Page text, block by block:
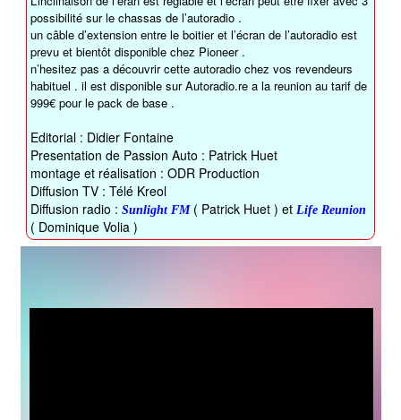
possibilité sur le chassas de l’autoradio .
un câble d’extension entre le boitier et l’écran de l’autoradio est
prevu et bientôt disponible chez Pioneer .
n’hesitez pas a découvrir cette autoradio chez vos revendeurs
habituel . il est disponible sur Autoradio.re a la reunion au tarif de
999€ pour le pack de base .
Editorial : Didier Fontaine
Presentation de Passion Auto : Patrick Huet
montage et réalisation : ODR Production
Diffusion TV : Télé Kreol
Diffusion radio :Sunlight FM( Patrick Huet ) et Life Reunion
( Dominique Volia )